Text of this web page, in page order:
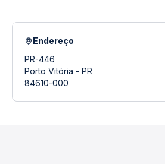
Endereço
PR-446
Porto Vitória - PR
84610-000